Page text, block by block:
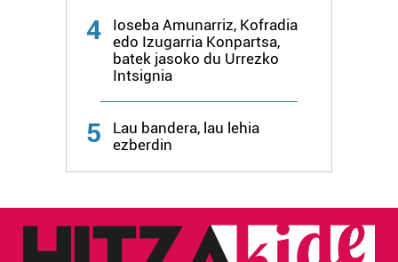
4
Ioseba Amunarriz, Kofradia
edo Izugarria Konpartsa,
batek jasoko du Urrezko
Intsignia
5
Lau bandera, lau lehia
ezberdin